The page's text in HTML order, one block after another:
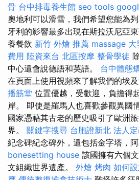
骨 台中排毒養生館 seo tools
奧地利可以滑雪，我們希望您能為
牙利的影響最多出現在斯拉沃尼亞
養餐飲 新竹 外燴 推薦 massage 大
費用 陸資來台 北區按摩 整骨學徒
中心還會說德語和英語。 台中體態
在頁面上使用視頻來了解我們的埃及
播筋堂 位置優越，受歡迎，負擔得
岸。 即使是羅馬人也喜歡參觀異國
國家憑藉其古老的歷史吸引了歐洲
界。 關鍵字搜尋 台胞證新北 法人
紀念碑紀念碑外，還包括金字塔，阿
bonesetting house 該國擁有六個
文組織世界遺產。 外燴 烤肉 如何